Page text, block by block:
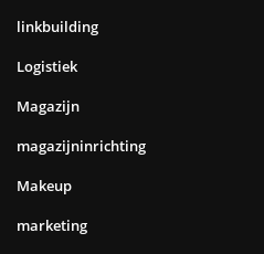
linkbuilding
Logistiek
Magazijn
magazijninrichting
Makeup
marketing